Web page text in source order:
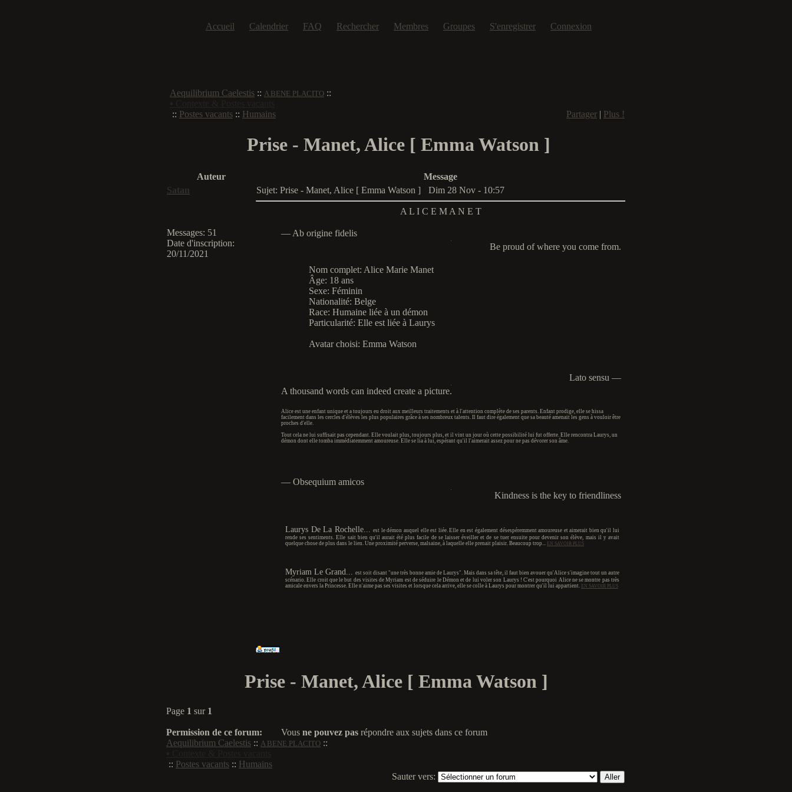
Accueil Calendrier FAQ Rechercher Membres Groupes S'enregistrer Connexion
Aequilibrium Caelestis :: A BENE PLACITO ::
:: Postes vacants :: Humains Partager | Plus !
Prise - Manet, Alice [ Emma Watson ]
Auteur
Message
Satan
Messages: 51
Date d'inscription:
20/11/2021
Sujet: Prise - Manet, Alice [ Emma Watson ] Dim 28 Nov - 10:57
A L I C E M A N E T
― Ab origine fidelis
.
Be proud of where you come from.
Nom complet: Alice Marie Manet
Âge: 18 ans
Sexe: Féminin
Nationalité: Belge
Race: Humaine liée à un démon
Particularité: Elle est liée à Laurys
Avatar choisi: Emma Watson
Lato sensu ―
.
A thousand words can indeed create a picture.
Alice est une enfant unique et a toujours eu droit aux meilleurs traitements et à l'attention complète de ses parents. Enfant prodige, elle se hissa
facilement dans les cercles d'élèves les plus populaires grâce à ses nombreux talents. Il faut dire également que sa beauté amenait les gens à vouloir être
proches d'elle.
Tout cela ne lui suffisait pas cependant. Elle voulait plus, toujours plus, et il vint un jour où cette possibilité lui fut offerte. Elle rencontra Laurys, un
démon dont elle tomba immédiatemment amoureuse. Elle se lia à lui, espérant qu'il l'aimerait assez pour ne pas dévorer son âme.
― Obsequium amicos
.
Kindness is the key to friendliness
Laurys De La Rochelle...est le démon auquel elle est liée. Elle en est également désespéremment amoureuse et aimerait bien qu'il lui
rende ses sentiments. Elle sait bien qu'il aurait été plus facile de se laisser éveiller et de se tuer ensuite pour devenir son élève, mais il y avait
quelque chose de plus dans le lien. Une proximité perverse, malsaine, à laquelle elle prenait plaisir. Beaucoup trop... EN SAVOIR PLUS
Myriam Le Grand... est soit disant "une très bonne amie de Laurys". Mais dans sa tête, il faut bien avouer qu'Alice s'imagine tout un autre
scénario. Elle croit que le but des visites de Myriam est de séduire le Démon et de lui voler son Laurys ! C'est pourquoi Alice ne se montre pas très
amicale envers la Princesse. Elle n'aime pas ses visites et lorsque cela arrive, elle se colle à Laurys pour montrer qu'il lui appartient. EN SAVOIR PLUS
Prise - Manet, Alice [ Emma Watson ]
Page 1 sur 1
Permission de ce forum: Vous ne pouvez pas répondre aux sujets dans ce forum
Aequilibrium Caelestis :: A BENE PLACITO ::
:: Postes vacants :: Humains
Sauter vers: